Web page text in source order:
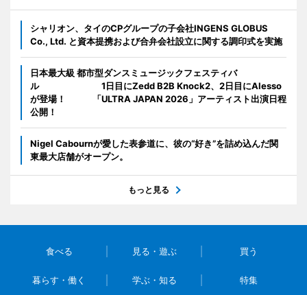
シャリオン、タイのCPグループの子会社INGENS GLOBUS
Co., Ltd. と資本提携および合弁会社設立に関する調印式を実施
日本最大級 都市型ダンスミュージックフェスティバ
ル 1日目にZedd B2B Knock2、2日目にAlesso
が登場！ 「ULTRA JAPAN 2026」アーティスト出演日程
公開！
Nigel Cabournが愛した表参道に、彼の“好き”を詰め込んだ関
東最大店舗がオープン。
もっと見る
食べる 見る・遊ぶ 買う
暮らす・働く 学ぶ・知る 特集